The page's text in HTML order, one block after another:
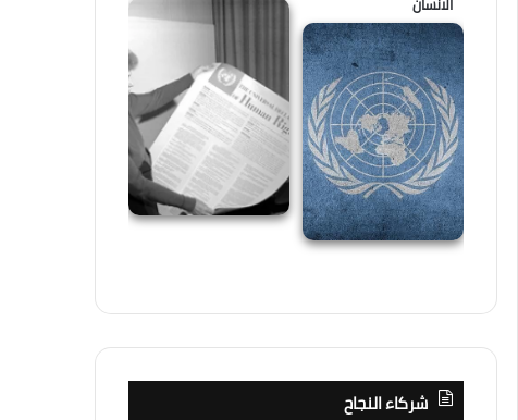
شركاء النجاح